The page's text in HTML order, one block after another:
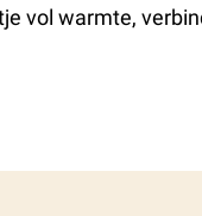
vol warmte,